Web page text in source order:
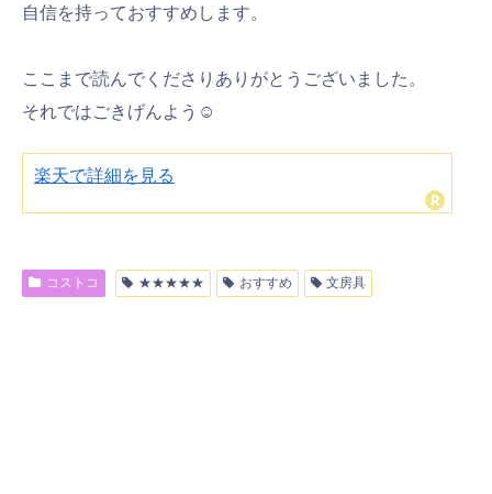
自信を持っておすすめします。
ここまで読んでくださりありがとうございました。
それではごきげんよう☺
楽天で詳細を見る
コストコ ★★★★★ おすすめ 文房具